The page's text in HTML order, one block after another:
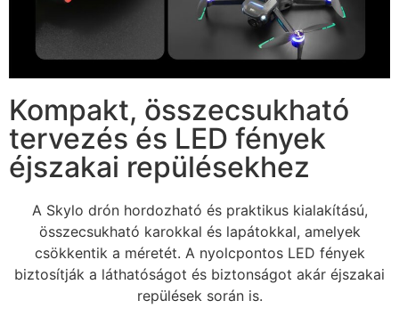
Kompakt, összecsukható
tervezés és LED fények
éjszakai repülésekhez
A Skylo drón hordozható és praktikus kialakítású,
összecsukható karokkal és lapátokkal, amelyek
csökkentik a méretét. A nyolcpontos LED fények
biztosítják a láthatóságot és biztonságot akár éjszakai
repülések során is.